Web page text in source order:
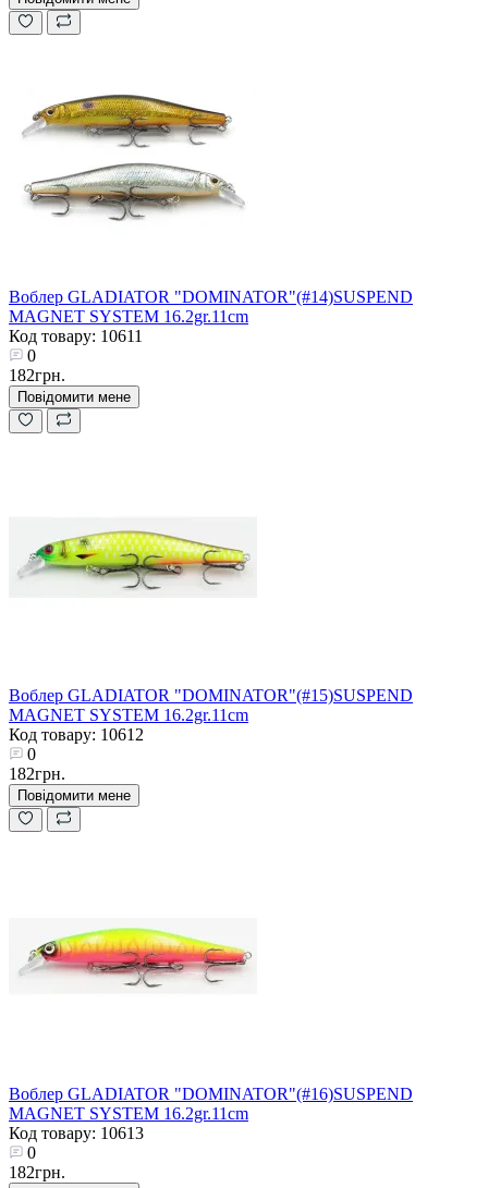
Воблер GLADIATOR "DOMINATOR"(#14)SUSPEND
MAGNET SYSTEM 16.2gr.11cm
Код товару: 10611
0
182грн.
Повідомити мене
Воблер GLADIATOR "DOMINATOR"(#15)SUSPEND
MAGNET SYSTEM 16.2gr.11cm
Код товару: 10612
0
182грн.
Повідомити мене
Воблер GLADIATOR "DOMINATOR"(#16)SUSPEND
MAGNET SYSTEM 16.2gr.11cm
Код товару: 10613
0
182грн.